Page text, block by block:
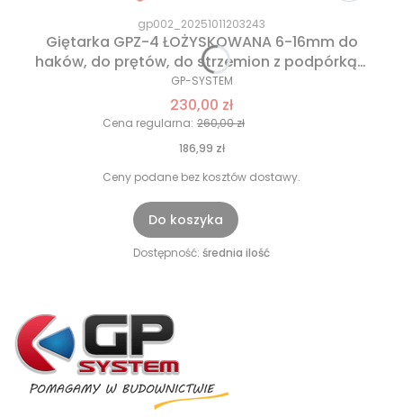
gp002_20251011203243
Giętarka GPZ-4 ŁOŻYSKOWANA 6-16mm do
haków, do prętów, do strzemion z podpórką+
GRATIS!
GP-SYSTEM
230,00 zł
Cena regularna: 260,00 zł
186,99 zł
Ceny podane bez kosztów dostawy.
Do koszyka
Dostępność: średnia ilość